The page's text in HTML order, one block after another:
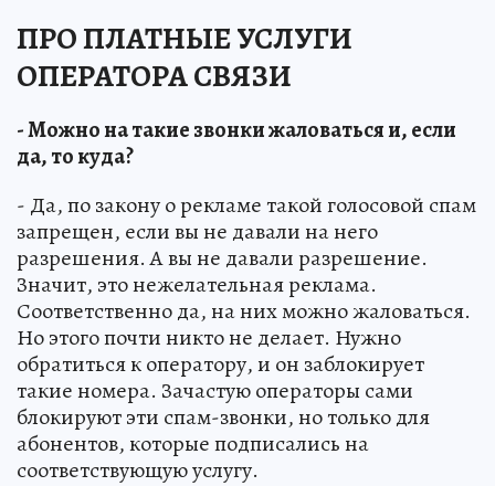
ПРО ПЛАТНЫЕ УСЛУГИ
ОПЕРАТОРА СВЯЗИ
- Можно на такие звонки жаловаться и, если
да, то куда?
- Да, по закону о рекламе такой голосовой спам
запрещен, если вы не давали на него
разрешения. А вы не давали разрешение.
Значит, это нежелательная реклама.
Соответственно да, на них можно жаловаться.
Но этого почти никто не делает. Нужно
обратиться к оператору, и он заблокирует
такие номера. Зачастую операторы сами
блокируют эти спам-звонки, но только для
абонентов, которые подписались на
соответствующую услугу.